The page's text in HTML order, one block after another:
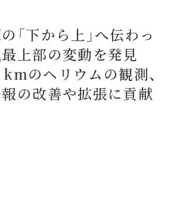
「下から上」へ伝わっ
上部の変動を発見
のヘリウムの観測、
の改善や拡張に貢献